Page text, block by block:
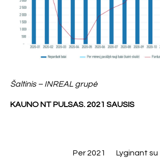
Šaltinis – INREAL grupė
KAUNO NT PULSAS. 2021 SAUSIS
Per 2021
Lyginant su